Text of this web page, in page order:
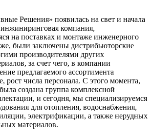
Решения» появилась на свет и начала
инжиниринговая компания,
на поставках и монтаже инженерного
были заключены дистрибьюторские
производителями других
за счет чего, в компании
предлагаемого ассортимента
рост числа персонала. С этого момента,
создана группа комплексной
и сегодня, мы специализируемся
для отопления, водоснабжения,
электрификации, а также нерудных
материалов.